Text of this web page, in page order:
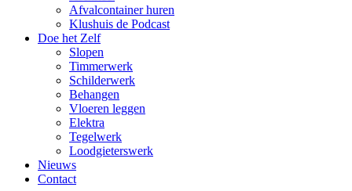
Afvalcontainer huren
Klushuis de Podcast
Doe het Zelf
Slopen
Timmerwerk
Schilderwerk
Behangen
Vloeren leggen
Elektra
Tegelwerk
Loodgieterswerk
Nieuws
Contact